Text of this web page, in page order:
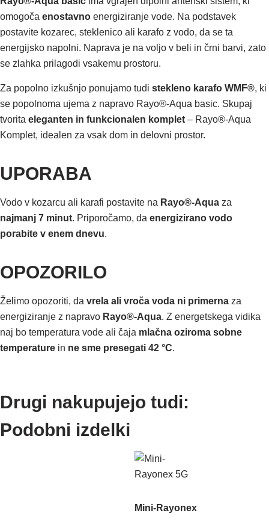
omogoča enostavno energiziranje vode. Na podstavek
postavite kozarec, steklenico ali karafo z vodo, da se ta
energijsko napolni. Naprava je na voljo v beli in črni barvi, zato
se zlahka prilagodi vsakemu prostoru.
Za popolno izkušnjo ponujamo tudi stekleno karafo WMF®, ki
se popolnoma ujema z napravo Rayo®-Aqua basic. Skupaj
tvorita eleganten in funkcionalen komplet – Rayo®-Aqua
Komplet, idealen za vsak dom in delovni prostor.
UPORABA
Vodo v kozarcu ali karafi postavite na Rayo®-Aqua za
najmanj 7 minut. Priporočamo, da energizirano vodo
porabite v enem dnevu.
OPOZORILO
Želimo opozoriti, da vrela ali vroča voda ni primerna za
energiziranje z napravo Rayo®-Aqua. Z energetskega vidika
naj bo temperatura vode ali čaja mlačna oziroma sobne
temperature in ne sme presegati 42 °C.
Drugi nakupujejo tudi:
Podobni izdelki
Mini-Rayonex